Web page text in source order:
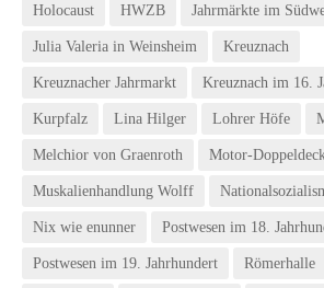
Holocaust HWZB Jahrmärkte im
Julia Valeria in Weinsheim Kreuznach
Kreuznacher Jahrmarkt Kreuznach im 16.
Kurpfalz Lina Hilger Lohrer Höfe
Melchior von Graenroth Motor-
Muskalienhandlung Wolff
Nix wie enunner Postwesen im 18.
Postwesen im 19. Jahrhundert Römerhalle